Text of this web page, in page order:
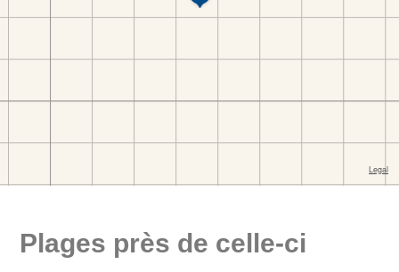
Plages près de celle-ci